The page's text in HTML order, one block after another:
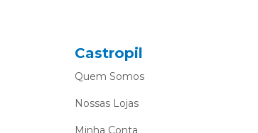
Castropil
Quem Somos
Nossas Lojas
Minha Conta